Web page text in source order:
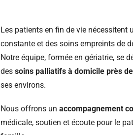
Les patients en fin de vie nécessitent
constante et des soins empreints de
Notre équipe, formée en gériatrie, se
dessoins palliatifs à domicile près
ses environs.
Nous offrons unaccompagnement
médicale, soutien et écoute pour le